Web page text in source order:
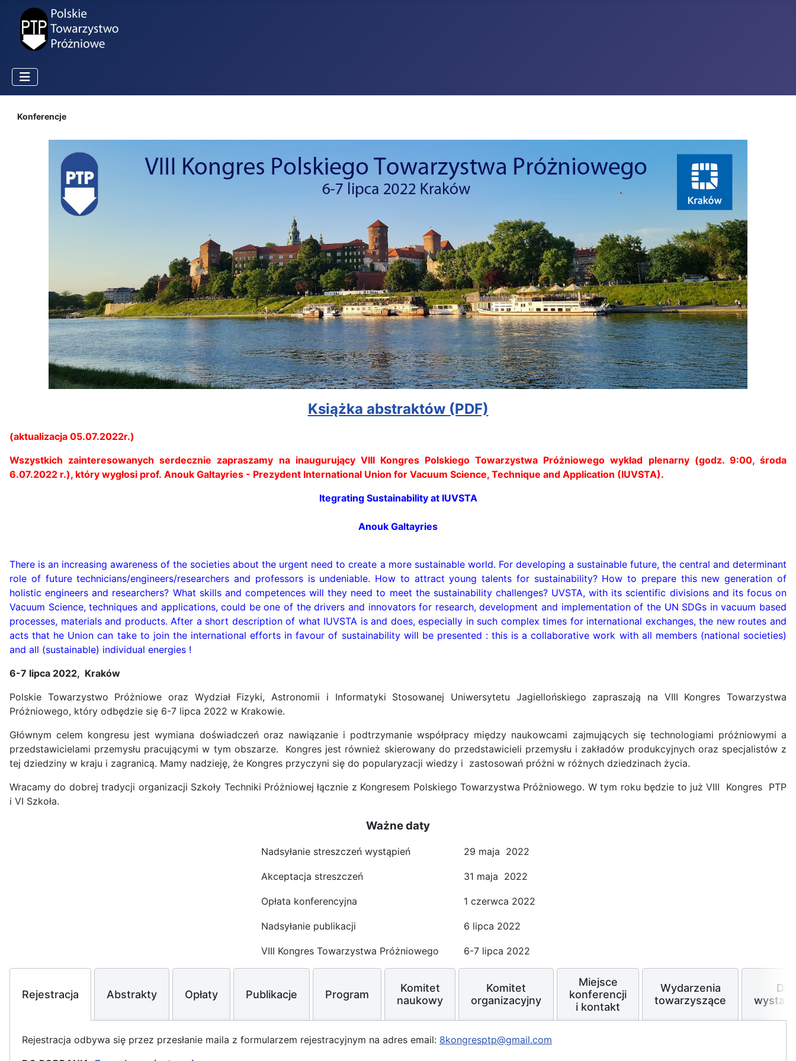
Konferencje
Książka abstraktów (PDF)
(aktualizacja 05.07.2022r.)
Wszystkich zainteresowanych serdecznie zapraszamy na inaugurujący VIII Kongres Polskiego Towarzystwa Próżniowego wykład plenarny (godz. 9:00, środa
6.07.2022 r.), który wygłosi prof. Anouk Galtayries - Prezydent International Union for Vacuum Science, Technique and Application (IUVSTA).
Itegrating Sustainability at IUVSTA
Anouk Galtayries
There is an increasing awareness of the societies about the urgent need to create a more sustainable world. For developing a sustainable future, the central and determinant
role of future technicians/engineers/researchers and professors is undeniable. How to attract young talents for sustainability? How to prepare this new generation of
holistic engineers and researchers? What skills and competences will they need to meet the sustainability challenges? UVSTA, with its scientific divisions and its focus on
Vacuum Science, techniques and applications, could be one of the drivers and innovators for research, development and implementation of the UN SDGs in vacuum based
processes, materials and products. After a short description of what IUVSTA is and does, especially in such complex times for international exchanges, the new routes and
acts that he Union can take to join the international efforts in favour of sustainability will be presented : this is a collaborative work with all members (national societies)
and all (sustainable) individual energies !
6-7 lipca 2022, Kraków
Polskie Towarzystwo Próżniowe oraz Wydział Fizyki, Astronomii i Informatyki Stosowanej Uniwersytetu Jagiellońskiego zapraszają na VIII Kongres Towarzystwa
Próżniowego, który odbędzie się 6-7 lipca 2022 w Krakowie.
Głównym celem kongresu jest wymiana doświadczeń oraz nawiązanie i podtrzymanie współpracy między naukowcami zajmujących się technologiami próżniowymi a
przedstawicielami przemysłu pracującymi w tym obszarze. Kongres jest również skierowany do przedstawicieli przemysłu i zakładów produkcyjnych oraz specjalistów z
tej dziedziny w kraju i zagranicą. Mamy nadzieję, że Kongres przyczyni się do popularyzacji wiedzy i zastosowań próżni w różnych dziedzinach życia.
Wracamy do dobrej tradycji organizacji Szkoły Techniki Próżniowej łącznie z Kongresem Polskiego Towarzystwa Próżniowego. W tym roku będzie to już VIII Kongres PTP
i VI Szkoła.
Ważne daty
Nadsyłanie streszczeń wystąpień 29 maja 2022
Akceptacja streszczeń 31 maja 2022
Opłata konferencyjna 1 czerwca 2022
Nadsyłanie publikacji 6 lipca 2022
VIII Kongres Towarzystwa Próżniowego 6-7 lipca 2022
Rejestracja Abstrakty Opłaty Publikacje Program
Komitet
naukowy
Komitet
organizacyjny
Miejsce
konferencji
i kontakt
Wydarzenia
towarzyszące
Dla
Rejestracja odbywa się przez przesłanie maila z formularzem rejestracyjnym na adres email: 8kongresptp@gmail.com